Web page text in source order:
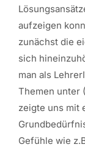
aufzeigen
zunächst die
sich
man als
Themen unter
zeigte uns mit
Gefühle wie